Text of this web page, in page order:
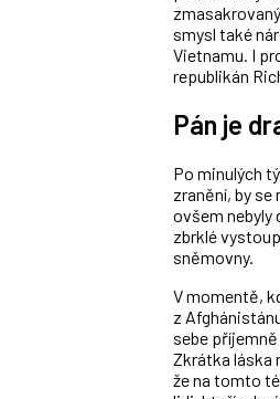
smysl také
Vietnamu. I
republikán
Pán je
Po minulých
zranění, by
ovšem nebyly
zbrklé
sněmovny.
V momentě,
z
sebe
Zkrátka láska
že na tomto